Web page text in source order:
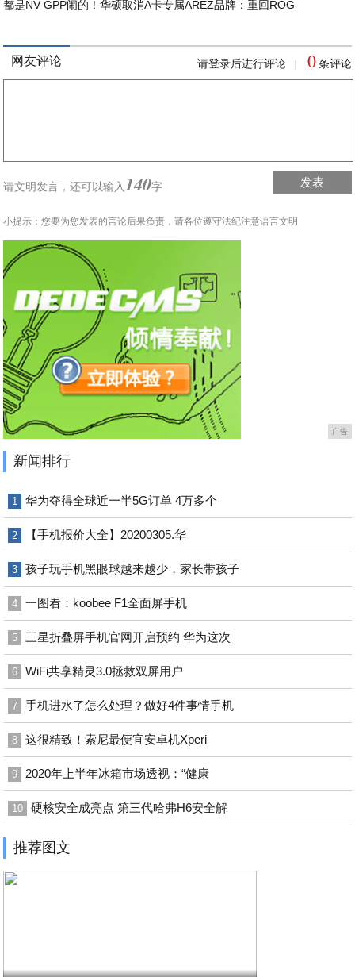
都是NV GPP闹的！华硕取消A卡专属AREZ品牌：重回ROG
网友评论 请登录后进行评论 0 条评论
请文明发言，还可以输入 140字 发表
小提示：您要为您发表的言论后果负责，请各位遵守法纪注意语言文明
广告
新闻排行
1 华为夺得全球近一半5G订单 4万多个
2 【手机报价大全】20200305.华
3 孩子玩手机黑眼球越来越少，家长带孩子
4 一图看：koobee F1全面屏手机
5 三星折叠屏手机官网开启预约 华为这次
6 WiFi共享精灵3.0拯救双屏用户
7 手机进水了怎么处理？做好4件事情手机
8 这很精致！索尼最便宜安卓机Xperi
9 2020年上半年冰箱市场透视：“健康
10 硬核安全成亮点 第三代哈弗H6安全解
推荐图文